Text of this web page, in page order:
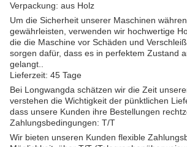
Verpackung: aus Holz
Um die Sicherheit unserer Maschinen
gewährleisten, verwenden wir hochwertige
die die Maschine vor Schäden und
sorgen dafür, dass es in perfektem Zustand
gelangt..
Lieferzeit: 45 Tage
Bei Longwangda schätzen wir die Zeit
verstehen die Wichtigkeit der pünktlichen
dass unsere Kunden ihre Bestellungen
Zahlungsbedingungen: T/T
Wir bieten unseren Kunden flexible